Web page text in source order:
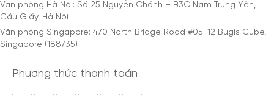
Văn phòng Hà Nội: Số 25 Nguyễn Chánh – B3C Nam Trung Yên,
Cầu Giấy, Hà Nội
Văn phòng Singapore: 470 North Bridge Road #05-12 Bugis Cube,
Singapore (188735)
Phương thức thanh toán